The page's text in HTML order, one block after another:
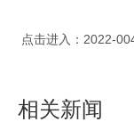
点击进入： 2022-
相关新闻